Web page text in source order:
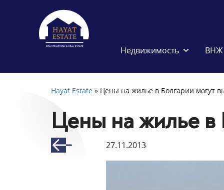
Недвижимость ВНЖ
Hayat Estate » Цены на жилье в Болгарии могут
Цены на жилье в
27.11.2013